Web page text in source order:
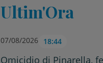
Ultim'Ora
07/08/2026 18:44
Omicidio di Pinarella,